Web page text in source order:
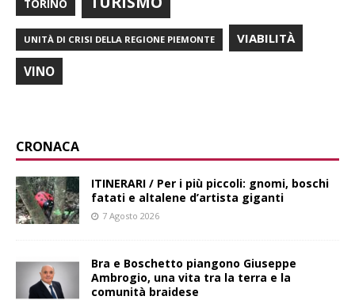
TORINO
UNITÀ DI CRISI DELLA REGIONE PIEMONTE VIABILITÀ
VINO
CRONACA
ITINERARI / Per i più piccoli: gnomi, boschi
fatati e altalene d’artista giganti
7 Agosto 2026
Bra e Boschetto piangono Giuseppe
Ambrogio, una vita tra la terra e la
comunità braidese